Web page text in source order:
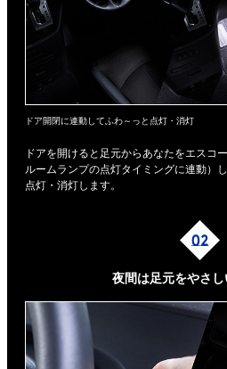
ドア開閉に連動してふわ～っと点灯・消灯
ドアを開けると足元からあなたをエスコ
ルームランプの点灯タイミングに連動）
点灯・消灯します。
夜間は足元をやさし